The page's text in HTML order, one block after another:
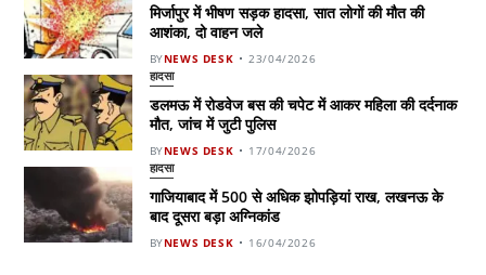
मिर्जापुर में भीषण सड़क हादसा, सात लोगों की मौत की
आशंका, दो वाहन जले
BYNEWS DESK 23/04/2026
हादसा
डलमऊ में रोडवेज बस की चपेट में आकर महिला की दर्दनाक
मौत, जांच में जुटी पुलिस
BYNEWS DESK 17/04/2026
हादसा
गाजियाबाद में 500 से अधिक झोपड़ियां राख, लखनऊ के
बाद दूसरा बड़ा अग्निकांड
BYNEWS DESK 16/04/2026